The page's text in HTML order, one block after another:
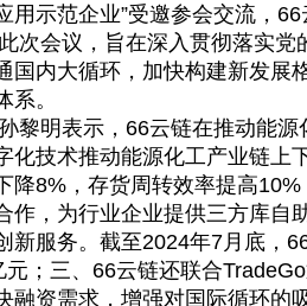
用示范企业”受邀参会交流，
会议，旨在深入贯彻落实党
国内大循环，加快构建新发展
系。
明表示，66云链在推动能源化
化技术推动能源化工产业链上
降8%，存货周转效率提高
作，为行业企业提供三方库自
新服务。截至2024年7月底，
元；三、66云链还联合
融资需求，增强对国际循环的